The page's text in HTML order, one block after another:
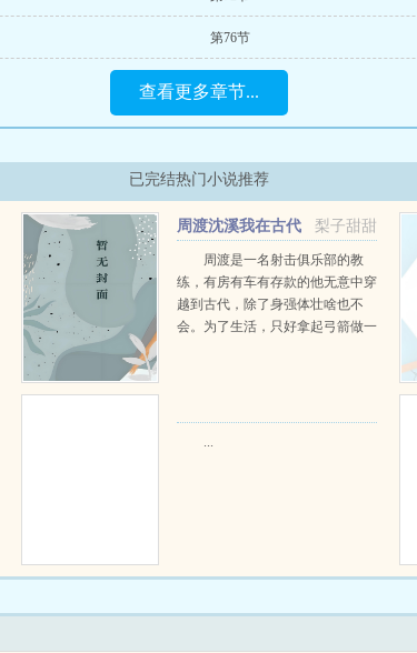
第76节
查看更多章节...
已完结热门小说推荐
梨子甜甜
周渡沈溪我在古代
当猎户小说免费在线阅读
周渡是一名射击俱乐部的教
练，有房有车有存款的他无意中穿
越到古代，除了身强体壮啥也不
会。为了生活，只好拿起弓箭做一
...